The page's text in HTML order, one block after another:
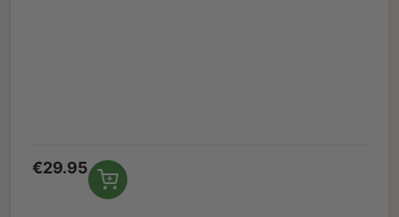
€29.95